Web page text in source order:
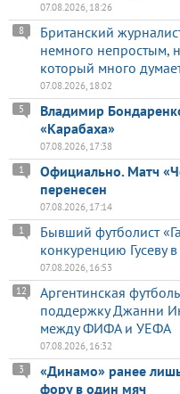
07.08.2026, 18:26
Британский
немного непростым,
который много
8
07.08.2026, 18:02
Владимир
«Карабаха»
5
07.08.2026, 17:38
Официально. Матч
перенесен
1
07.08.2026, 17:14
Бывший футболист
конкуренцию Гусеву
1
07.08.2026, 16:53
Аргентинская
поддержку Джанни
между ФИФА и УЕФА
12
07.08.2026, 16:32
«Динамо» ранее
фору в один мяч
3